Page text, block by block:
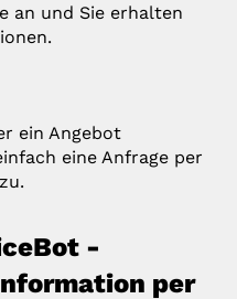
an und Sie erhalten
ein Angebot
eine Anfrage per
zu.
-
per